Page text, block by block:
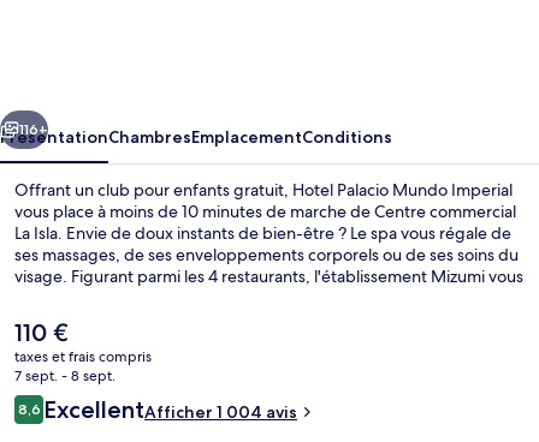
Suivant
116+
PrésentationChambresEmplacementConditions
Offrant un club pour enfants gratuit, Hotel Palacio Mundo Imperial
vous place à moins de 10 minutes de marche de Centre commercial
La Isla. Envie de doux instants de bien-être ? Le spa vous régale de
ses massages, de ses enveloppements corporels ou de ses soins du
visage. Figurant parmi les 4 restaurants, l'établissement Mizumi vous
Cuisine à base de fruits de mer. Parmi les autres petits avantages de
cet hébergement figurent 6 piscines extérieures, un bar / salon et
un centre de remise en forme. Les autres voyageurs ne disent que
du bien en ce qui concerne le personnel attentionné.
Le
prix
actuel
est
de
110 €
taxes et frais compris
7 sept. - 8 sept.
Avis
voyageurs
8,68,6 sur 10
ExcellentAfficher 1 004 avis